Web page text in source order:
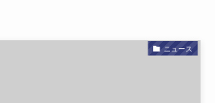
ニュース